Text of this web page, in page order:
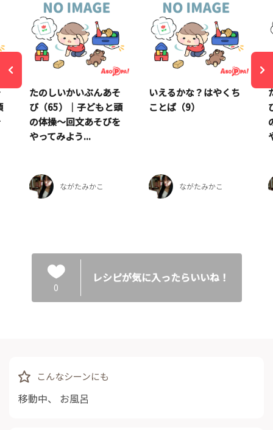
たのしいかいぶんあそ
び（65）｜子どもと頭
の体操～回文あそびを
やってみよう...
ながたみかこ
いえるかな？はやくち
ことば（9）
ながたみかこ
0
レシピが気に入ったらいいね！
こんなシーンにも
移動中、 お風呂